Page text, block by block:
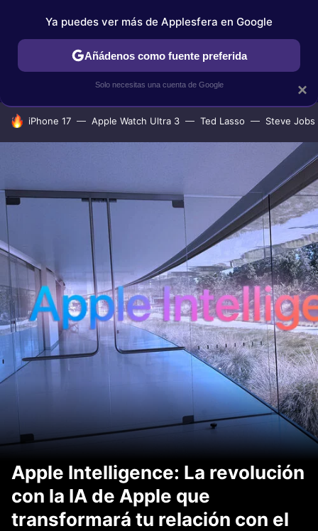
IPHONE TUTORIALES APPLESFERA SELECCIÓN
HOY SE HABLA DE
iPhone 17 Apple Watch Ultra 3 Ted Lasso Steve Jobs
Apple Intelligence: La revolución
con la IA de Apple que
transformará tu relación con el
×
Ya puedes ver más de Applesfera en Google
Añádenos como fuente preferida
Solo necesitas una cuenta de Google